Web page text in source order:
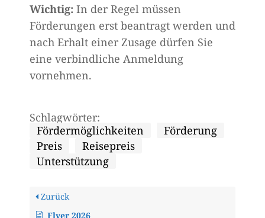
Wichtig: In der Regel müssen
Förderungen erst beantragt werden und
nach Erhalt einer Zusage dürfen Sie
eine verbindliche Anmeldung
vornehmen.
Schlagwörter:
Fördermöglichkeiten
Förderung
Preis
Reisepreis
Unterstützung
Zurück
Flyer 2026